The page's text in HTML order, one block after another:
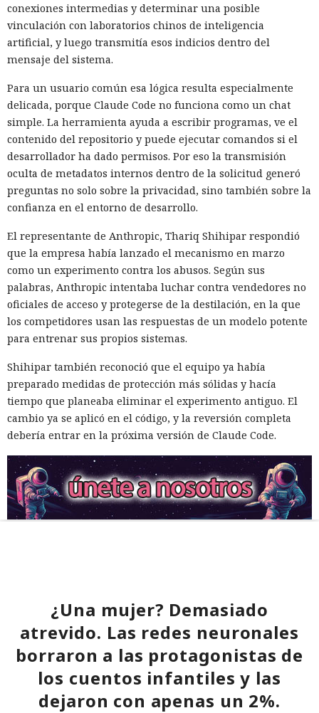
conexiones intermedias y determinar una posible
vinculación con laboratorios chinos de inteligencia
artificial, y luego transmitía esos indicios dentro del
mensaje del sistema.
Para un usuario común esa lógica resulta especialmente
delicada, porque Claude Code no funciona como un chat
simple. La herramienta ayuda a escribir programas, ve el
contenido del repositorio y puede ejecutar comandos si el
desarrollador ha dado permisos. Por eso la transmisión
oculta de metadatos internos dentro de la solicitud generó
preguntas no solo sobre la privacidad, sino también sobre la
confianza en el entorno de desarrollo.
El representante de Anthropic, Thariq Shihipar respondió
que la empresa había lanzado el mecanismo en marzo
como un experimento contra los abusos. Según sus
palabras, Anthropic intentaba luchar contra vendedores no
oficiales de acceso y protegerse de la destilación, en la que
los competidores usan las respuestas de un modelo potente
para entrenar sus propios sistemas.
Shihipar también reconoció que el equipo ya había
preparado medidas de protección más sólidas y hacía
tiempo que planeaba eliminar el experimento antiguo. El
cambio ya se aplicó en el código, y la reversión completa
debería entrar en la próxima versión de Claude Code.
¿Una mujer? Demasiado
atrevido. Las redes neuronales
borraron a las protagonistas de
los cuentos infantiles y las
dejaron con apenas un 2%.